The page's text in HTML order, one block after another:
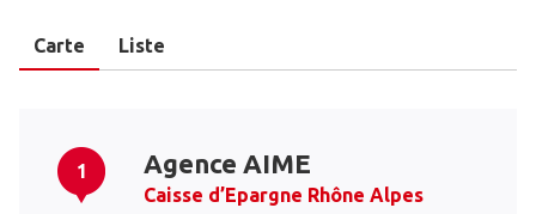
Carte Liste
1 Agence AIME
Caisse d’Epargne Rhône Alpes